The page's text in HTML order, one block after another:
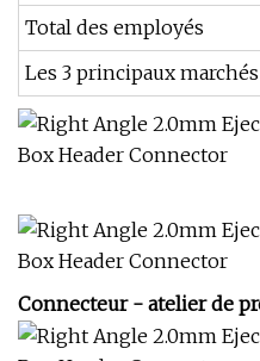
Total des employés
Les 3 principaux marchés
Connecteur - atelier de